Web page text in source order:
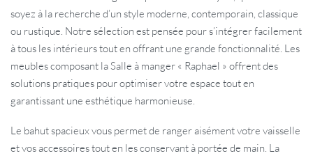
soyez à la recherche d’un style moderne, contemporain, classique
ou rustique. Notre sélection est pensée pour s’intégrer facilement
à tous les intérieurs tout en offrant une grande fonctionnalité. Les
meubles composant la Salle à manger « Raphael » offrent des
solutions pratiques pour optimiser votre espace tout en
garantissant une esthétique harmonieuse.
Le bahut spacieux vous permet de ranger aisément votre vaisselle
et vos accessoires tout en les conservant à portée de main. La